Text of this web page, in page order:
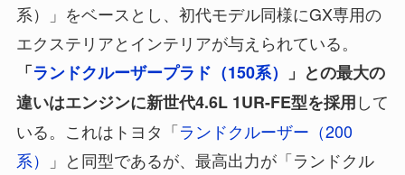
系）」をベースとし、初代モデル同様にGX専用の
エクステリアとインテリアが与えられている。
「ランドクルーザープラド（150系）
」との最大の
違いはエンジンに新世代4.6L 1UR-FE型を採用して
いる。これはトヨタ「ランドクルーザー（200
系）
」と同型であるが、最高出力が「ランドクル